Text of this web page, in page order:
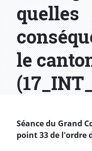
quelles
le
Séance du Grand
point 33 de l'ordre